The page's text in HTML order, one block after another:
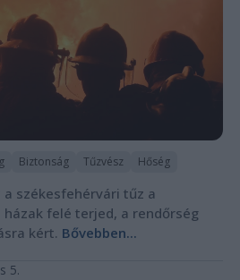
Biztonság Tűzvész Hőség
székesfehérvári tűz a
felé terjed, a rendőrség
kért. Bővebben...
5.